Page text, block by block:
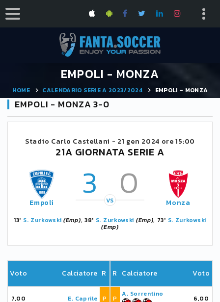
EMPOLI - MONZA
HOME CALENDARIO SERIE A 2023/2024 EMPOLI - MONZA
EMPOLI - MONZA 3-0
Stadio Carlo Castellani - 21 gen 2024 ore 15:00
21A GIORNATA SERIE A
Empoli 3 0
VS Monza
13' S. Zurkowski (Emp), 38' S. Zurkowski (Emp), 73' S. Zurkowski
(Emp)
Voto Calciatore R
7,00 E. Caprile P
R Calciatore Voto
P
A. Sorrentino
6,00